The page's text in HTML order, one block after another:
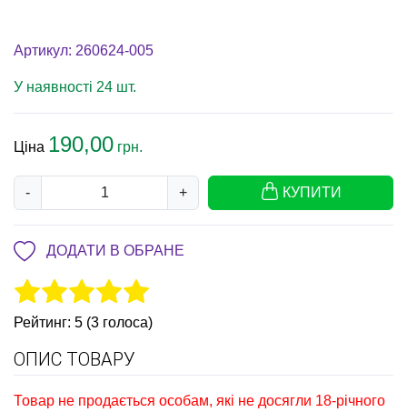
Артикул: 260624-005
У наявності 24 шт.
Ціна 190,00 грн.
- + КУПИТИ
ДОДАТИ В ОБРАНЕ
Рейтинг: 5 (3 голоса)
ОПИС ТОВАРУ
Товар не продається особам, які не досягли 18-річного